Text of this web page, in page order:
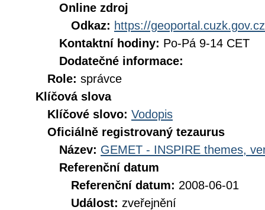
Online zdroj
Odkaz: https://geoportal.cuzk.gov.cz
Kontaktní hodiny: Po-Pá 9-14 CET
Dodatečné informace:
Role: správce
Klíčová slova
Klíčové slovo: Vodopis
Oficiálně registrovaný tezaurus
Název: GEMET - INSPIRE themes,
Referenční datum
Referenční datum: 2008-06-01
Událost: zveřejnění